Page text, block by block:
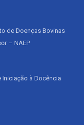
de Doenças Bovinas
– NAEP
Iniciação à Docência